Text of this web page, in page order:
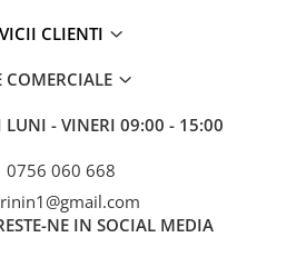
CLIENTI
COMERCIALE
LUNI - VINERI 09:00 - 15:00
0756 060 668
NE IN SOCIAL MEDIA